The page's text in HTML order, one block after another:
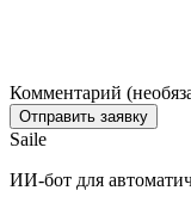
Комментарий
Saile
ИИ-бот для